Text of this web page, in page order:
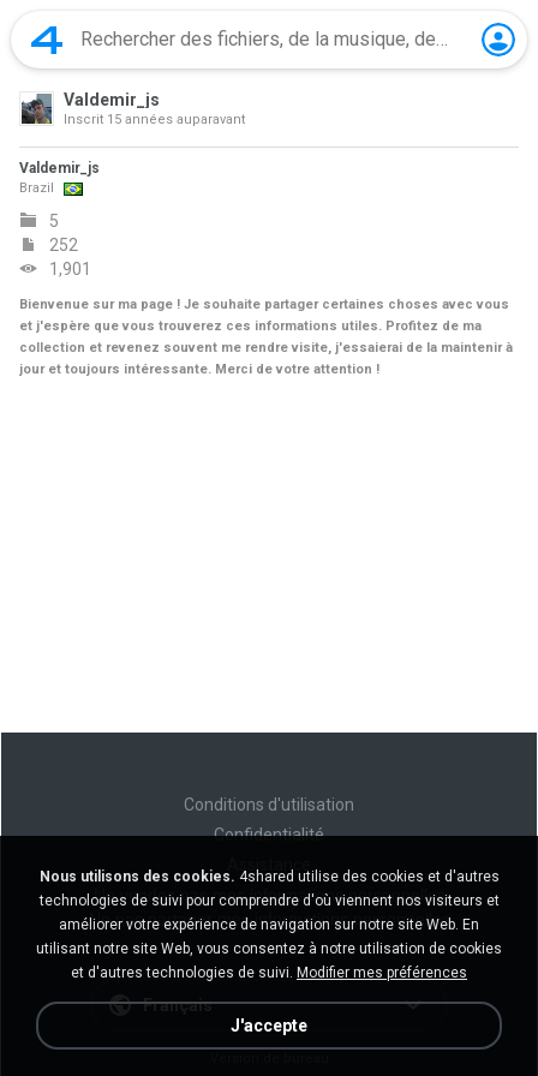
Valdemir_js
Inscrit 15 années auparavant
Valdemir_js
Brazil
5
252
1,901
Bienvenue sur ma page ! Je souhaite partager certaines choses avec vous
et j'espère que vous trouverez ces informations utiles. Profitez de ma
collection et revenez souvent me rendre visite, j'essaierai de la maintenir à
jour et toujours intéressante. Merci de votre attention !
Conditions d'utilisation
Confidentialité
Ne vendez pas mes informations personnelles
Ne pas partager mes informations personnelles
Français
Nous utilisons des cookies. 4shared utilise des cookies et d'autres
technologies de suivi pour comprendre d'où viennent nos visiteurs et
améliorer votre expérience de navigation sur notre site Web. En
utilisant notre site Web, vous consentez à notre utilisation de cookies
et d'autres technologies de suivi. Modifier mes préférences
J'accepte